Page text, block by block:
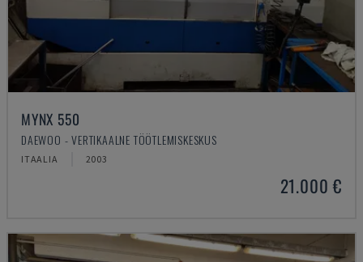
MYNX 550
DAEWOO - VERTIKAALNE TÖÖTLEMISKESKUS
ITAALIA 2003
21.000 €